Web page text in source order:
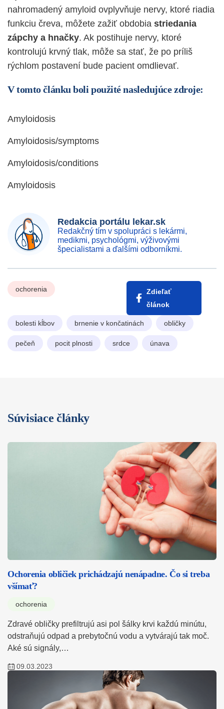
nahromadený amyloid ovplyvňuje nervy, ktoré riadia
funkciu čreva, môžete zažiť obdobia striedania
zápchy a hnačky. Ak postihuje nervy, ktoré
kontrolujú krvný tlak, môže sa stať, že po príliš
rýchlom postavení bude pacient omdlievať.
V tomto článku boli použité nasledujúce zdroje:
Amyloidosis
Amyloidosis/symptoms
Amyloidosis/conditions
Amyloidosis
Redakcia portálu lekar.sk
Redakčný tím v spolupráci s lekármi,
medikmi, psychológmi, výživovými
špecialistami a ďalšími odborníkmi.
ochorenia
Zdieľať
článok
bolesti kĺbov brnenie v končatinách obličky
pečeň pocit plnosti srdce únava
Súvisiace články
Ochorenia obličiek prichádzajú nenápadne. Čo si treba
všímať?
ochorenia
Zdravé obličky prefiltrujú asi pol šálky krvi každú minútu,
odstraňujú odpad a prebytočnú vodu a vytvárajú tak moč.
Aké sú signály,…
09.03.2023